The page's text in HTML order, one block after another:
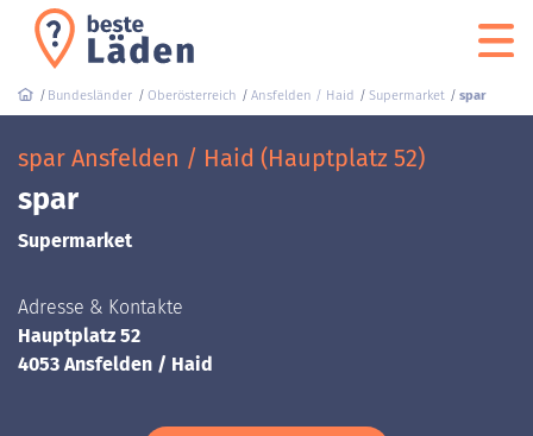
Bundesländer Oberösterreich Ansfelden / Haid Supermarket spar
spar Ansfelden / Haid (Hauptplatz 52)
spar
Supermarket
Adresse & Kontakte
Hauptplatz 52
4053 Ansfelden / Haid